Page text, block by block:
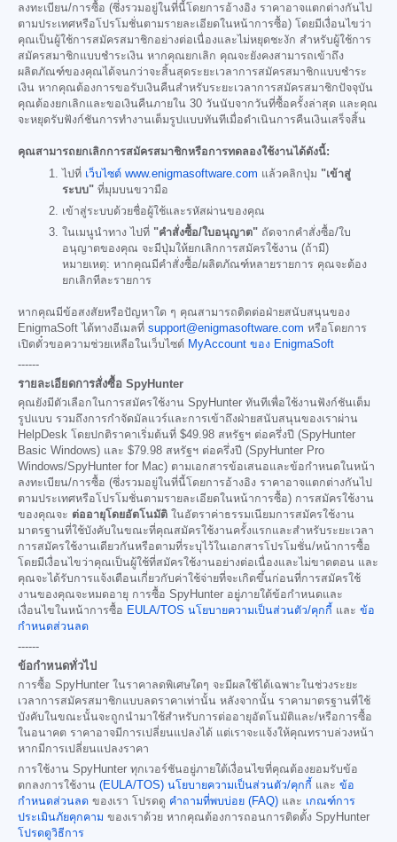
ลงทะเบียน/การซื้อ (ซึ่งรวมอยู่ในที่นี้โดยการอ้างอิง ราคาอาจแตกต่างกันไป
ตามประเทศหรือโปรโมชั่นตามรายละเอียดในหน้าการซื้อ) โดยมีเงื่อนไขว่า
คุณเป็นผู้ใช้การสมัครสมาชิกอย่างต่อเนื่องและไม่หยุดชะงัก สำหรับผู้ใช้การ
สมัครสมาชิกแบบชำระเงิน หากคุณยกเลิก คุณจะยังคงสามารถเข้าถึง
ผลิตภัณฑ์ของคุณได้จนกว่าจะสิ้นสุดระยะเวลาการสมัครสมาชิกแบบชำระ
เงิน หากคุณต้องการขอรับเงินคืนสำหรับระยะเวลาการสมัครสมาชิกปัจจุบัน
คุณต้องยกเลิกและขอเงินคืนภายใน 30 วันนับจากวันที่ซื้อครั้งล่าสุด และคุณ
จะหยุดรับฟังก์ชันการทำงานเต็มรูปแบบทันทีเมื่อดำเนินการคืนเงินเสร็จสิ้น
คุณสามารถยกเลิกการสมัครสมาชิกหรือการทดลองใช้งานได้ดังนี้:
ไปที่ เว็บไซต์ www.enigmasoftware.com แล้วคลิกปุ่ม "เข้าสู่
ระบบ" ที่มุมบนขวามือ
เข้าสู่ระบบด้วยชื่อผู้ใช้และรหัสผ่านของคุณ
ในเมนูนำทาง ไปที่ "คำสั่งซื้อ/ใบอนุญาต" ถัดจากคำสั่งซื้อ/ใบ
อนุญาตของคุณ จะมีปุ่มให้ยกเลิกการสมัครใช้งาน (ถ้ามี)
หมายเหตุ: หากคุณมีคำสั่งซื้อ/ผลิตภัณฑ์หลายรายการ คุณจะต้อง
ยกเลิกทีละรายการ
หากคุณมีข้อสงสัยหรือปัญหาใด ๆ คุณสามารถติดต่อฝ่ายสนับสนุนของ
EnigmaSoft ได้ทางอีเมลที่ support@enigmasoftware.com หรือโดยการ
เปิดตั๋วขอความช่วยเหลือในเว็บไซต์ MyAccount ของ EnigmaSoft
------
รายละเอียดการสั่งซื้อ SpyHunter
คุณยังมีตัวเลือกในการสมัครใช้งาน SpyHunter ทันทีเพื่อใช้งานฟังก์ชันเต็ม
รูปแบบ รวมถึงการกำจัดมัลแวร์และการเข้าถึงฝ่ายสนับสนุนของเราผ่าน
HelpDesk โดยปกติราคาเริ่มต้นที่ $49.98 สหรัฐฯ ต่อครึ่งปี (SpyHunter
Basic Windows) และ $79.98 สหรัฐฯ ต่อครึ่งปี (SpyHunter Pro
Windows/SpyHunter for Mac) ตามเอกสารข้อเสนอและข้อกำหนดในหน้า
ลงทะเบียน/การซื้อ (ซึ่งรวมอยู่ในที่นี้โดยการอ้างอิง ราคาอาจแตกต่างกันไป
ตามประเทศหรือโปรโมชั่นตามรายละเอียดในหน้าการซื้อ) การสมัครใช้งาน
ของคุณจะ ต่ออายุโดยอัตโนมัติ ในอัตราค่าธรรมเนียมการสมัครใช้งาน
มาตรฐานที่ใช้บังคับในขณะที่คุณสมัครใช้งานครั้งแรกและสำหรับระยะเวลา
การสมัครใช้งานเดียวกันหรือตามที่ระบุไว้ในเอกสารโปรโมชั่น/หน้าการซื้อ
โดยมีเงื่อนไขว่าคุณเป็นผู้ใช้ที่สมัครใช้งานอย่างต่อเนื่องและไม่ขาดตอน และ
คุณจะได้รับการแจ้งเตือนเกี่ยวกับค่าใช้จ่ายที่จะเกิดขึ้นก่อนที่การสมัครใช้
งานของคุณจะหมดอายุ การซื้อ SpyHunter อยู่ภายใต้ข้อกำหนดและ
เงื่อนไขในหน้าการซื้อ EULA/TOS นโยบายความเป็นส่วนตัว/คุกกี้ และ ข้อ
กำหนดส่วนลด
------
ข้อกำหนดทั่วไป
การซื้อ SpyHunter ในราคาลดพิเศษใดๆ จะมีผลใช้ได้เฉพาะในช่วงระยะ
เวลาการสมัครสมาชิกแบบลดราคาเท่านั้น หลังจากนั้น ราคามาตรฐานที่ใช้
บังคับในขณะนั้นจะถูกนำมาใช้สำหรับการต่ออายุอัตโนมัติและ/หรือการซื้อ
ในอนาคต ราคาอาจมีการเปลี่ยนแปลงได้ แต่เราจะแจ้งให้คุณทราบล่วงหน้า
หากมีการเปลี่ยนแปลงราคา
การใช้งาน SpyHunter ทุกเวอร์ชันอยู่ภายใต้เงื่อนไขที่คุณต้องยอมรับข้อ
ตกลงการใช้งาน (EULA/TOS) นโยบายความเป็นส่วนตัว/คุกกี้ และ ข้อ
กำหนดส่วนลด ของเรา โปรดดู คำถามที่พบบ่อย (FAQ) และ เกณฑ์การ
ประเมินภัยคุกคาม ของเราด้วย หากคุณต้องการถอนการติดตั้ง SpyHunter
โปรดดูวิธีการ